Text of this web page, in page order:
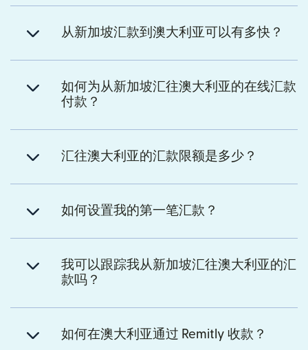
从新加坡汇款到澳大利亚可以有多快？
如何为从新加坡汇往澳大利亚的在线汇款
付款？
汇往澳大利亚的汇款限额是多少？
如何设置我的第一笔汇款？
我可以跟踪我从新加坡汇往澳大利亚的汇
款吗？
如何在澳大利亚通过 Remitly 收款？